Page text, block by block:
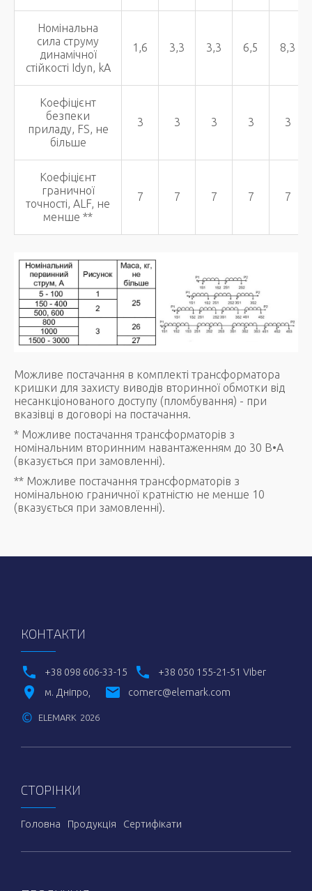
Номінальна
сила струму
динамічної
стійкості Idyn, kA
1,6 3,3 3,3 6,5 8,3
Коефіцієнт
безпеки
приладу, FS, не
більше
3 3 3 3 3
Коефіцієнт
граничної
точності, ALF, не
менше **
7 7 7 7 7
Можливе постачання в комплекті трансформатора
кришки для захисту виводів вторинної обмотки від
несанкціонованого доступу (пломбування) - при
вказівці в договорі на постачання.
* Можливе постачання трансформаторів з
номінальним вторинним навантаженням до 30 В•А
(вказується при замовленні).
** Можливе постачання трансформаторів з
номінальною граничної кратністю не менше 10
(вказується при замовленні).
КОНТАКТИ
+38 098 606-33-15
+38 050 155-21-51 Viber
м. Дніпро
comerc@elemark.com
© ELEMARK 2026
СТОРІНКИ
Головна Продукція Сертифікати